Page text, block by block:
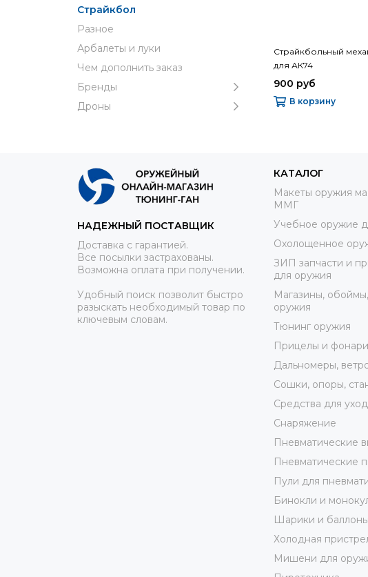
Страйкбол
Разное
Арбалеты и луки
Чем дополнить заказ
Бренды
Дроны
Страйкбольный
для АК74
900 руб
В корзину
НАДЕЖНЫЙ ПОСТАВЩИК
Доставка с гарантией.
Все посылки застрахованы.
Возможна оплата при получении.
Удобный поиск позволит быстро
разыскать необходимый товар по
ключевым словам.
КАТАЛОГ
Макеты оружия
ММГ
Учебное оружие
Охолощенное
ЗИП запчасти и
для оружия
Магазины,
оружия
Тюнинг оружия
Прицелы и фонари
Дальномеры,
Сошки, опоры,
Средства для
Снаряжение
Пневматические
Пневматические
Пули для
Бинокли и
Шарики и
Холодная
Мишени для